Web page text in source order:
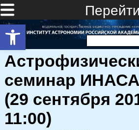
Открыть панель инструментов
Найти:
семинар
(29 сентября
11:00)